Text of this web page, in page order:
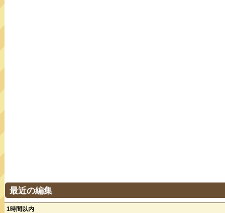
最近の編集
1時間以内